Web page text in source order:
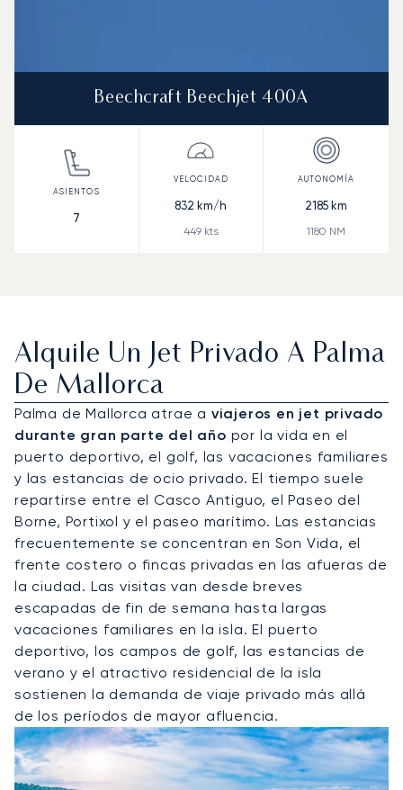
Beechcraft Beechjet 400A
7
832 km/h
449kts
2185 km
1180 NM
Alquile Un Jet Privado A Palma
De Mallorca
Palma de Mallorca atrae a viajeros en jet privado
durante gran parte del año por la vida en el
puerto deportivo, el golf, las vacaciones familiares
y las estancias de ocio privado. El tiempo suele
repartirse entre el Casco Antiguo, el Paseo del
Borne, Portixol y el paseo marítimo. Las estancias
frecuentemente se concentran en Son Vida, el
frente costero o fincas privadas en las afueras de
la ciudad. Las visitas van desde breves
escapadas de fin de semana hasta largas
vacaciones familiares en la isla. El puerto
deportivo, los campos de golf, las estancias de
verano y el atractivo residencial de la isla
sostienen la demanda de viaje privado más allá
de los períodos de mayor afluencia.